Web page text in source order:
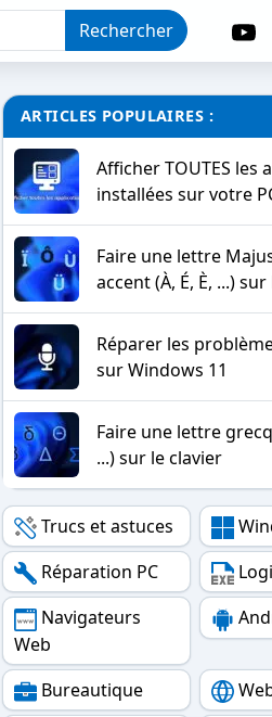
Rechercher
ARTICLES POPULAIRES :
Afficher TOUTES les
installées sur votre
Faire une lettre
accent (À, É, È, ...)
Réparer les
sur Windows 11
Faire une lettre
...) sur le clavier
Trucs et astuces
Réparation PC
Navigateurs
Web
Bureautique